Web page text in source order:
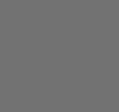
de paneles y
de madera
para el montaje de
en puertas de